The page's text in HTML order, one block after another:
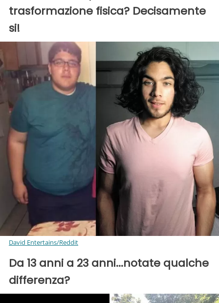
trasformazione fisica? Decisamente
si!
David Entertains/Reddit
Da 13 anni a 23 anni...notate qualche
differenza?